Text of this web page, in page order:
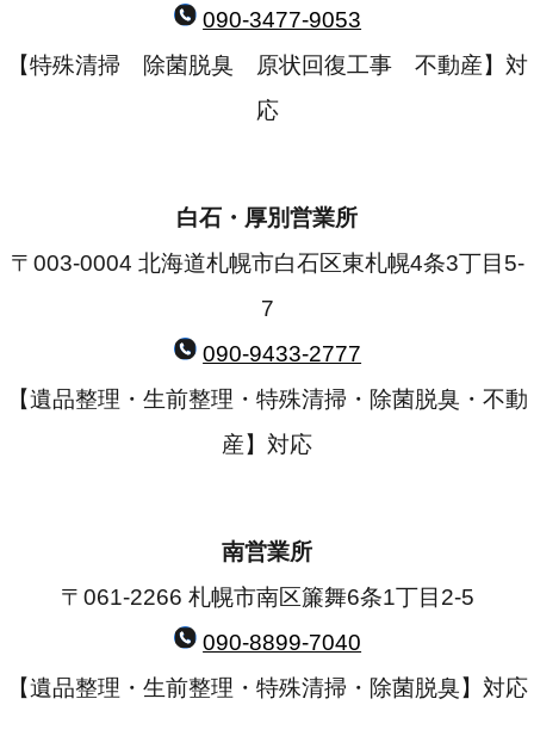
090-3477-9053
【特殊清掃 除菌脱臭 原状回復工事 不動産】対
応
白石・厚別営業所
〒003-0004 北海道札幌市白石区東札幌4条3丁目5-
7
090-9433-2777
【遺品整理・生前整理・特殊清掃・除菌脱臭・不動
産】対応
南営業所
〒061-2266 札幌市南区簾舞6条1丁目2-5
090-8899-7040
【遺品整理・生前整理・特殊清掃・除菌脱臭】対応